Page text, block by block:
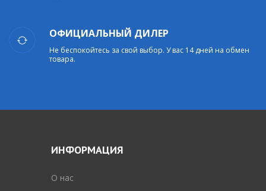
ОФИЦИАЛЬНЫЙ ДИЛЕР
Не беспокойтесь за свой выбор. У вас 14 дней на обмен
товара.
ИНФОРМАЦИЯ
O нас